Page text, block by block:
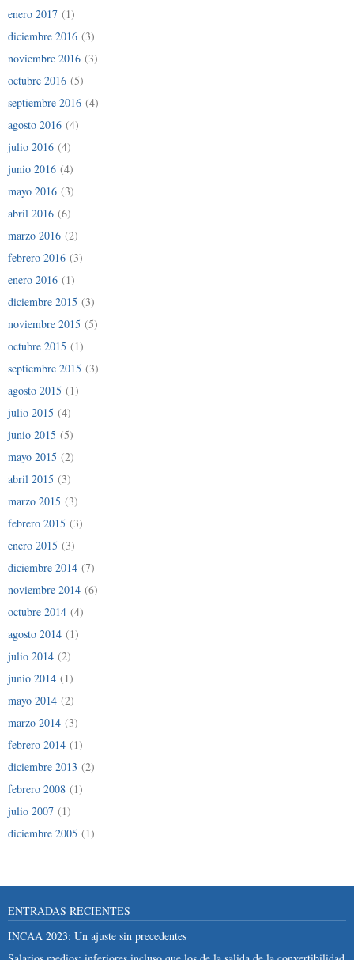
enero 2017 (1)
diciembre 2016 (3)
noviembre 2016 (3)
octubre 2016 (5)
septiembre 2016 (4)
agosto 2016 (4)
julio 2016 (4)
junio 2016 (4)
mayo 2016 (3)
abril 2016 (6)
marzo 2016 (2)
febrero 2016 (3)
enero 2016 (1)
diciembre 2015 (3)
noviembre 2015 (5)
octubre 2015 (1)
septiembre 2015 (3)
agosto 2015 (1)
julio 2015 (4)
junio 2015 (5)
mayo 2015 (2)
abril 2015 (3)
marzo 2015 (3)
febrero 2015 (3)
enero 2015 (3)
diciembre 2014 (7)
noviembre 2014 (6)
octubre 2014 (4)
agosto 2014 (1)
julio 2014 (2)
junio 2014 (1)
mayo 2014 (2)
marzo 2014 (3)
febrero 2014 (1)
diciembre 2013 (2)
febrero 2008 (1)
julio 2007 (1)
diciembre 2005 (1)
ENTRADAS RECIENTES
INCAA 2023: Un ajuste sin precedentes